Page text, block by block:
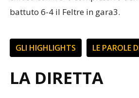
battuto 6-4 il Feltre in gara3.
GLI HIGHLIGHTS LE PAROLE
LA DIRETTA